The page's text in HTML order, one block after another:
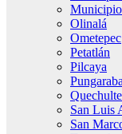
Olinalá
Ometepec
Petatlán
Pilcaya
San Luis
San